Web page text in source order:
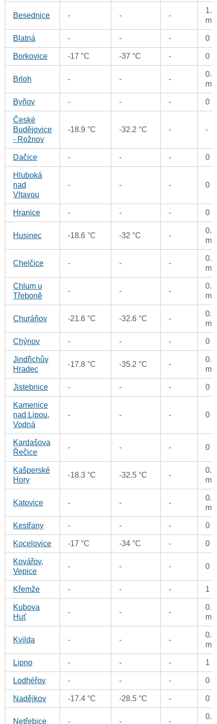
Besednice - - -
1.4
Blatná - - - 0
Borkovice -17 °C -37 °C - 0
Brloh - - -
0.4
Byňov - - - 0
České
Budějovice
- Rožnov
-18.9 °C -32.2 °C - -
Dačice - - - 0
Hluboká
nad
Vltavou
- - - 0
Hranice - - - 0
Husinec -18.6 °C -32 °C -
0.4
Chelčice - - -
0.5
Chlum u
Třeboně
- - -
0.8
Churáňov -21.6 °C -32.6 °C -
0.7
Chýnov - - - 0
Jindřichův
Hradec
-17.8 °C -35.2 °C -
0.1
Jistebnice - - - 0
Kamenice
nad Lipou,
Vodná
- - - 0
Kardašova
Řečice
- - - 0
Kašperské
Hory
-18.3 °C -32.5 °C -
0.6
Katovice - - -
0.1
Kestřany - - - 0
Kocelovice -17 °C -34 °C - 0
Kovářov,
Vepice
- - - 0
Křemže - - - 1
Kubova
Huť
- - -
0.6
Kvilda - - -
0.6
Lipno - - - 1
Lodhéřov - - - 0
Nadějkov -17.4 °C -28.5 °C - 0
Netřebice - - -
0.8